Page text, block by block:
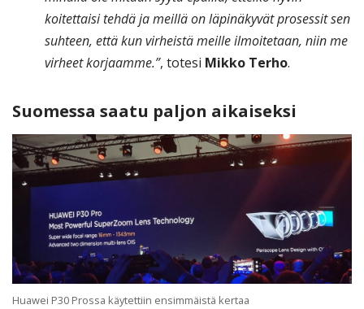
koitettaisi tehdä ja meillä on läpinäkyvät prosessit sen
suhteen, että kun virheistä meille ilmoitetaan, niin me
virheet korjaamme.”, totesi Mikko Terho.
Suomessa saatu paljon aikaiseksi
Huawei P30 Prossa käytettiin ensimmäistä kertaa